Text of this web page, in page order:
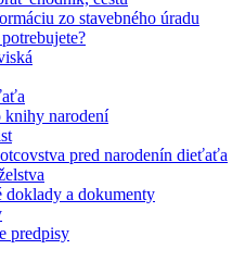
zo stavebného úradu
knihy narodení
pred narodenín dieťaťa
doklady a dokumenty
predpisy